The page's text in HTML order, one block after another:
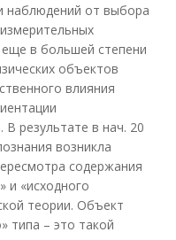
наблюдений от выбора
в большей степени
объектов
влияния
результате в нач. 20
возникла
содержания
и «исходного
теории. Объект
типа – это такой